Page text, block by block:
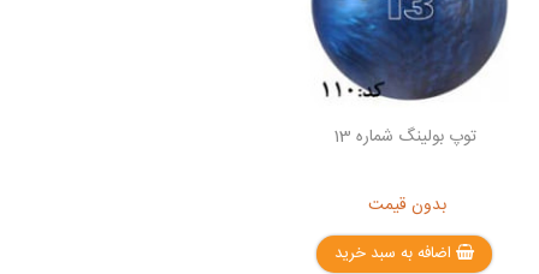
توپ بولینگ شماره 13
بدون قیمت
اضافه به سبد خرید